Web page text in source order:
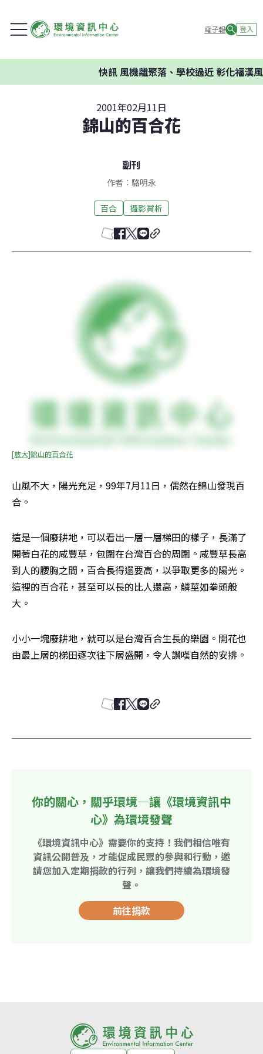
電子報 登入
快訊風機離聚落、學校過近 彰化福漢風
2001年02月11日
錦山的百合花
副刊
作者：駱明永
百合 攝影賞析
[放大]錦山的百合花
山風不大，陽光充足，99年7月11日，偶然在錦山發現百
合。
這是一個廢耕地，可以看出一層一層梯田的樣子，長滿了
開著白花的咸豐草，包圍在台灣百合的周圍。咸豐草長高
到人的腰胸之間，百合長得還要高，以爭取更多的陽光。
這裡的百合花，甚至可以長的比人還高，鱗莖如拳頭般
大。
小小一塊廢耕地，就可以是台灣百合生長的樂園。開花也
由最上層的梯田逐次往下層盛開，令人讚嘆自然的安排。
你的關心，關乎環境—讓《環境資訊中
心》為環境發聲
《環境資訊中心》需要你的支持！我們相信唯有
資訊公開普及，才能促成民眾的參與和行動，邀
請您加入定期捐款的行列，讓我們持續為環境發
聲。
前往捐款